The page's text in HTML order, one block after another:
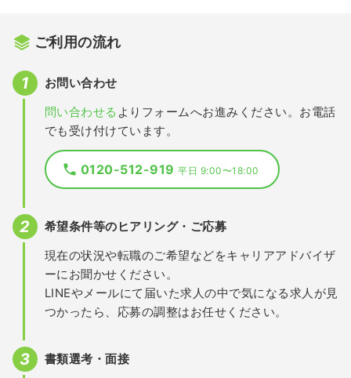
ご利用の流れ
お問い合わせ
問い合わせる よりフォームへお進みください。お電話
でも受け付けています。
0120-512-919平日 9:00〜18:00
希望条件等のヒアリング・ご応募
現在の状況や転職のご希望などをキャリアアドバイザ
ーにお聞かせください。
LINEやメールにて届いた求人の中で気になる求人が見
つかったら、応募の調整はお任せください。
書類選考・面接